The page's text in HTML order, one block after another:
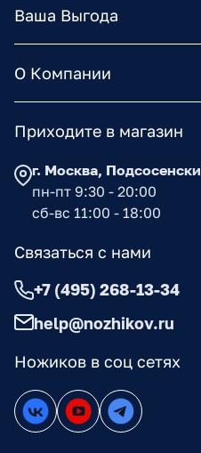
Ваша Выгода
О Компании
Ножиков в соц сетях
Приходите в магазин
г. Москва,
пн-пт 9:30 - 20:00
сб-вс 11:00 - 18:00
Связаться с нами
+7 (495) 268-13-34
help@nozhikov.ru